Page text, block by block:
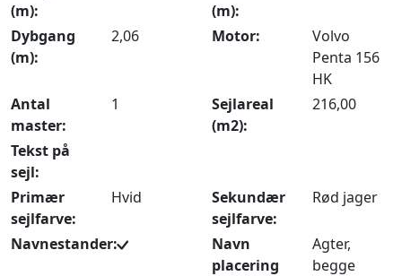
(m):
(m):
Dybgang
(m):
2,06 Motor:
Volvo
Penta 156
HK
Antal
master:
1
Sejlareal
(m2):
216,00
Tekst på
sejl:
Primær
sejlfarve:
Hvid
Sekundær
sejlfarve:
Rød jager
Navnestander:
Navn
placering
Agter,
begge